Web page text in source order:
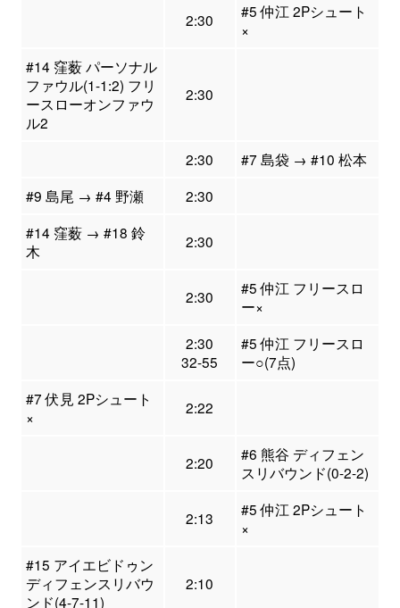
2:30
#5 仲江 2Pシュート
×
#14 窪薮 パーソナル
ファウル(1-1:2) フリ
ースローオンファウ
ル2
2:30
2:30
#7 島袋 → #10 松本
#9 島尾 → #4 野瀬
2:30
#14 窪薮 → #18 鈴
木
2:30
2:30
#5 仲江 フリースロ
ー×
2:30
32-55
#5 仲江 フリースロ
ー○(7点)
#7 伏見 2Pシュート
×
2:22
2:20
#6 熊谷 ディフェン
スリバウンド(0-2-2)
2:13
#5 仲江 2Pシュート
×
#15 アイエビドゥン
ディフェンスリバウ
ンド(4-7-11)
2:10